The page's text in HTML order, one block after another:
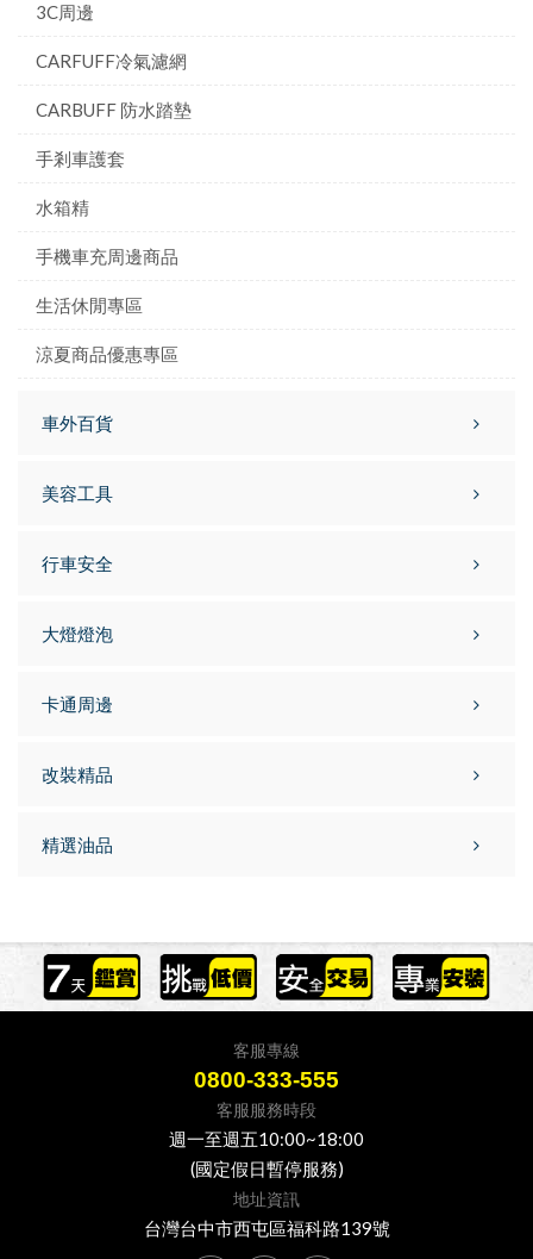
3C周邊
CARFUFF冷氣濾網
CARBUFF 防水踏墊
手剎車護套
水箱精
手機車充周邊商品
生活休閒專區
涼夏商品優惠專區
車外百貨
美容工具
行車安全
大燈燈泡
卡通周邊
改裝精品
精選油品
客服專線
0800-333-555
客服服務時段
週一至週五10:00~18:00
(國定假日暫停服務)
地址資訊
台灣台中市西屯區福科路139號